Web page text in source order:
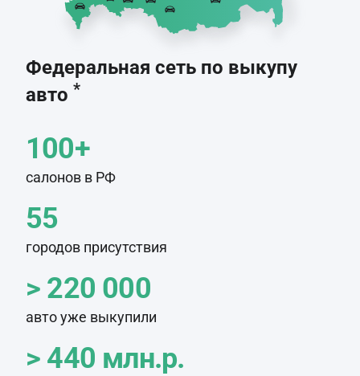
Федеральная сеть по выкупу
авто *
100+
салонов в РФ
55
городов присутствия
> 220 000
авто уже выкупили
> 440 млн.р.